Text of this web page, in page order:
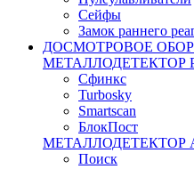
Сейфы
Замок раннего
ДОСМОТРОВОЕ
МЕТАЛЛОДЕТЕКТОР
Сфинкс
Turbosky
Smartscan
БлокПост
МЕТАЛЛОДЕТЕКТОР
Поиск